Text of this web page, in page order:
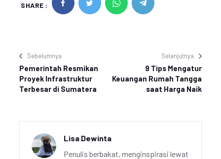
SHARE :
Sebelumnya
Pemerintah Resmikan
Proyek Infrastruktur
Terbesar di Sumatera
Selanjutnya
9 Tips Mengatur
Keuangan Rumah Tangga
saat Harga Naik
Lisa Dewinta
Penulis berbakat, menginspirasi lewat